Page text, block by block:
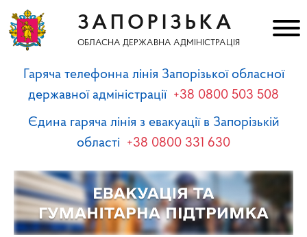
ЗАПОРІЗЬКА
ОБЛАСНА ДЕРЖАВНА АДМІНІСТРАЦІЯ
Гаряча телефонна лінія Запорізької обласної
державної адміністрації +38 0800 503 508
Єдина гаряча лінія з евакуації в Запорізькій
області +38 0800 331 630